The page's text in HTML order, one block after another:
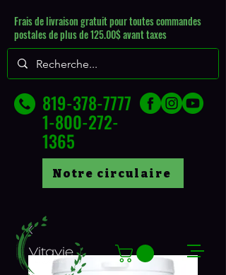
Frais de livraison gratuit pour toutes commandes
postales de plus de 125.00$ avant taxes
819-378-7777
1-800-272-
1365
Notre circulaire